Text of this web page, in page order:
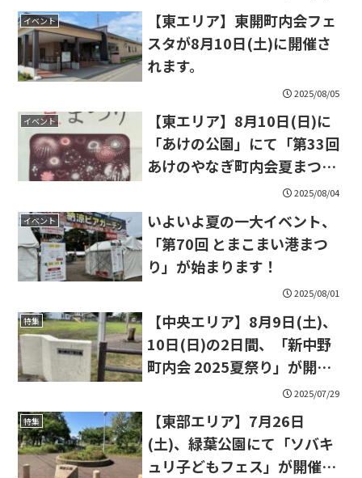
イベント
【東エリア】東開町内会フェ
スタが8月10日(土)に開催さ
れます。
2025/08/05
イベント
【東エリア】8月10日(日)に
「あけの公園」にて「第33回
あけのやなぎ町内会夏まつ
り」が開催されます。 2025/08/04
イベント
いよいよ夏の一大イベント、
「第70回 とまこまい港まつ
り」が始まります！
2025/08/01
特集
【中央エリア】8月9日(土)、
10日(日)の2日間、「新中野
町内会 2025夏祭り」が開催
2025/07/29
特集
【東部エリア】7月26日
(土)、緑葉公園にて「ソバキ
ュリ子どもフェス」が開催さ